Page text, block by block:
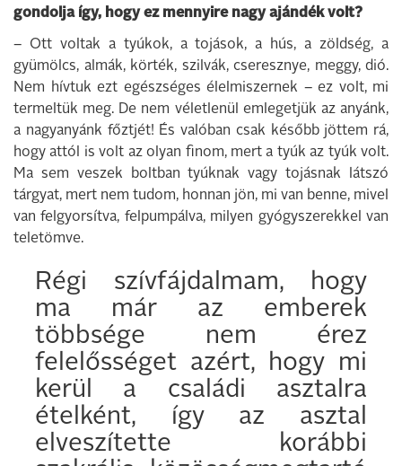
gondolja így, hogy ez mennyire nagy ajándék volt?
– Ott voltak a tyúkok, a tojások, a hús, a zöldség, a
gyümölcs, almák, körték, szilvák, cseresznye, meggy, dió.
Nem hívtuk ezt egészséges élelmiszernek – ez volt, mi
termeltük meg. De nem véletlenül emlegetjük az anyánk,
a nagyanyánk főztjét! És valóban csak később jöttem rá,
hogy attól is volt az olyan finom, mert a tyúk az tyúk volt.
Ma sem veszek boltban tyúknak vagy tojásnak látszó
tárgyat, mert nem tudom, honnan jön, mi van benne, mivel
van felgyorsítva, felpumpálva, milyen gyógyszerekkel van
teletömve.
Régi szívfájdalmam, hogy
ma már az emberek
többsége nem érez
felelősséget azért, hogy mi
kerül a családi asztalra
ételként, így az asztal
elveszítette korábbi